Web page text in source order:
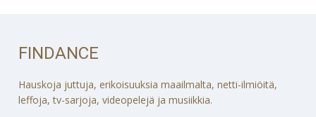
FINDANCE
Hauskoja juttuja, erikoisuuksia maailmalta, netti-ilmiöitä,
leffoja, tv-sarjoja, videopelejä ja musiikkia.